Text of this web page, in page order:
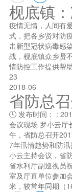
枧底镇
疫情无情，人间有
式，把各乡贤对防
击新型冠状病毒感
战，枧底镇众乡贤
情防控工作提供帮
23
2018-06
省防总
发布时间： :
会议现场 罗小云厅
午，省防总召开
7年汛情趋势和防
小云主持会议，省
省水利厅副巡视员
室及厅直单位参加
米，较常年同期（